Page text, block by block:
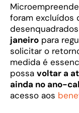
foram excluídos
janeiro para
solicitar o
medida é
possa voltar a
ainda no ano-
acesso aos